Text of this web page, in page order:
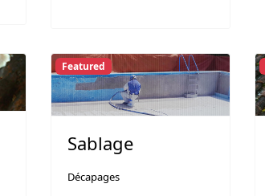
Featured
Sablage
Décapages